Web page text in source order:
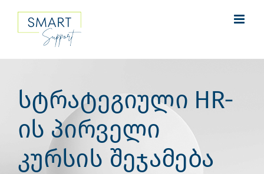
content
სტრატეგიული HR-
ის პირველი
კურსის შეჯამება